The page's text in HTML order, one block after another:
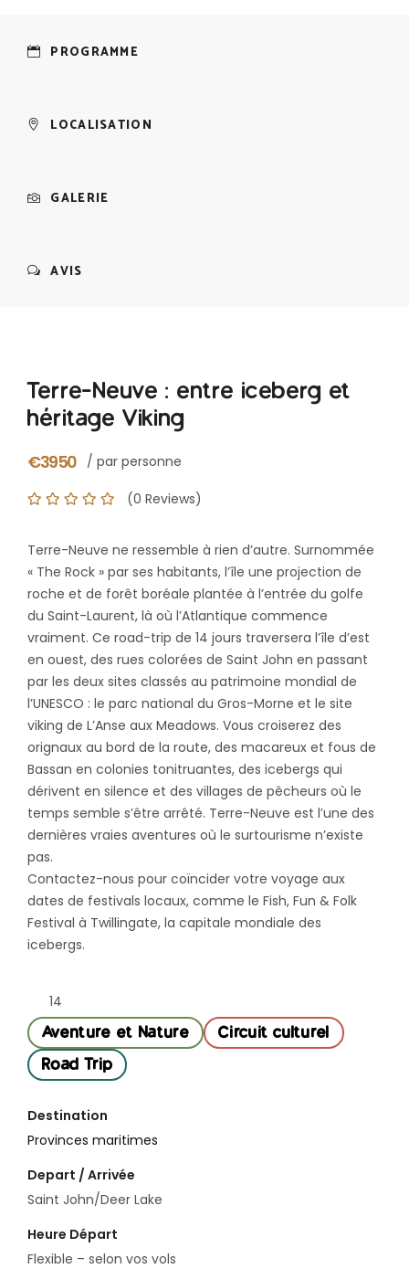
PROGRAMME
LOCALISATION
GALERIE
AVIS
Terre-Neuve : entre iceberg et
héritage Viking
€3950 / par personne
(0 Reviews)
Terre-Neuve ne ressemble à rien d’autre. Surnommée
« The Rock » par ses habitants, l’île une projection de
roche et de forêt boréale plantée à l’entrée du golfe
du Saint-Laurent, là où l’Atlantique commence
vraiment. Ce road-trip de 14 jours traversera l’île d’est
en ouest, des rues colorées de Saint John en passant
par les deux sites classés au patrimoine mondial de
l’UNESCO : le parc national du Gros-Morne et le site
viking de L’Anse aux Meadows. Vous croiserez des
orignaux au bord de la route, des macareux et fous de
Bassan en colonies tonitruantes, des icebergs qui
dérivent en silence et des villages de pêcheurs où le
temps semble s’être arrêté. Terre-Neuve est l’une des
dernières vraies aventures où le surtourisme n’existe
pas.
Contactez-nous pour coïncider votre voyage aux
dates de festivals locaux, comme le Fish, Fun & Folk
Festival à Twillingate, la capitale mondiale des
icebergs.
14
Aventure et Nature
Circuit culturel
Road Trip
Destination
Provinces maritimes
Depart / Arrivée
Saint John/Deer Lake
Heure Départ
Flexible – selon vos vols